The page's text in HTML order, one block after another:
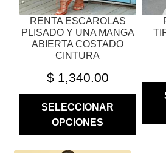
RENTA ESCAROLAS
PLISADO Y UNA MANGA
ABIERTA COSTADO
CINTURA
$1,340.00
SELECCIONAR
OPCIONES
PÁGINA
DE
PRODUCTO